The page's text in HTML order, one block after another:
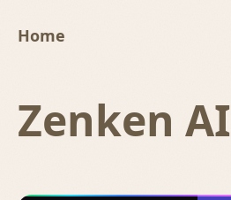
Home
Zenken AI